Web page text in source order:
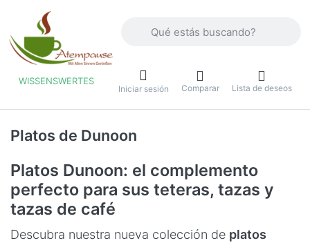
WISSENSWERTES
Iniciar sesión Comparar Lista de deseos
Platos de Dunoon
Platos Dunoon: el complemento
perfecto para sus teteras, tazas y
tazas de café
Descubra nuestra nueva colección de platos